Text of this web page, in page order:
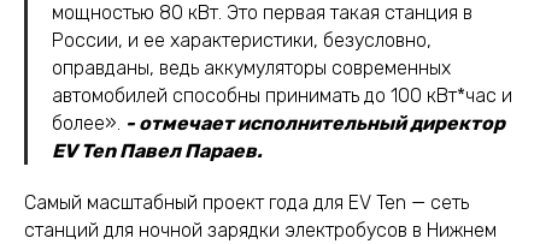
мощностью 80 кВт. Это первая такая станция в
России, и ее характеристики, безусловно,
оправданы, ведь аккумуляторы современных
автомобилей способны принимать до 100 кВт*час и
более». - отмечает исполнительный директор
EV Ten Павел Параев.
Самый масштабный проект года для EV Ten — сеть
станций для ночной зарядки электробусов в Нижнем